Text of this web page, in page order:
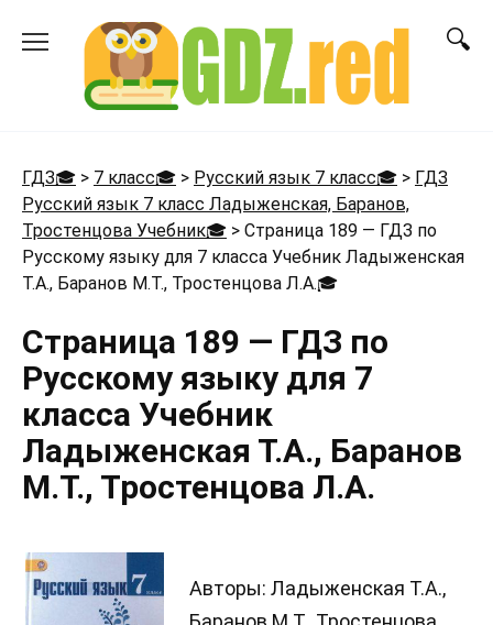
ГДЗ🎓 > 7 класс🎓 > Русский язык 7 класс🎓 > ГДЗ
Русский язык 7 класс Ладыженская, Баранов,
Тростенцова Учебник🎓 > Страница 189 — ГДЗ по
Русскому языку для 7 класса Учебник Ладыженская
Т.А., Баранов М.Т., Тростенцова Л.А.🎓
Страница 189 — ГДЗ по
Русскому языку для 7
класса Учебник
Ладыженская Т.А., Баранов
М.Т., Тростенцова Л.А.
Авторы: Ладыженская Т.А.,